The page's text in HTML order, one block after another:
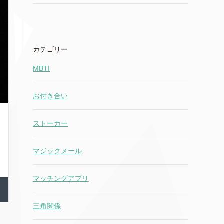
カテゴリー
MBTI
お付き合い
ストーカー
マジックメール
マッチングアプリ
三角関係